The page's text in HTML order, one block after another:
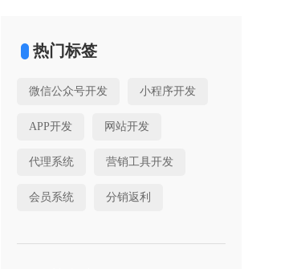
热门标签
微信公众号开发 小程序开发
APP开发 网站开发
代理系统 营销工具开发
会员系统 分销返利